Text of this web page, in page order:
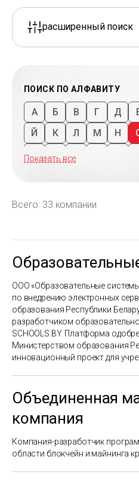
расширенный поиск
ПОИСК ПО АЛФАВИТУ
А Б В Г Д
Й
К Л М Н
У
Ф Х
Показать все
Всего: 33 компании
ООО «Образовательные
по внедрению электронных
образования Республики
разработчиком
SCHOOLS.BY. Платформа
Министерством образования
инновационный проект для
Объединенная
компания
Компания-разработчик
области блокчейн и майнинга